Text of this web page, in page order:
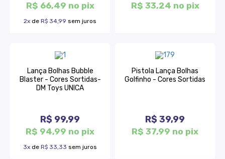
R$ 66,49 no pix
2x de R$ 34,99 sem juros
R$ 33,24 no pix
Lança Bolhas Bubble
Blaster - Cores Sortidas-
DM Toys UNICA
R$ 99,99
R$ 94,99 no pix
3x de R$ 33,33 sem juros
Pistola Lança Bolhas
Golfinho - Cores Sortidas
R$ 39,99
R$ 37,99 no pix